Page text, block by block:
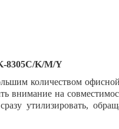
8305C/K/M/Y
количеством
внимание на
утилизировать,